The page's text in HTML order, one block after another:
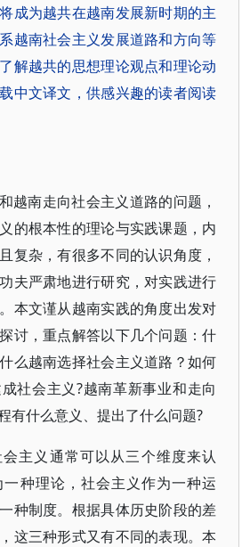
成为越共在越南发展新时期的主
越南社会主义发展道路和方向等
解越共的思想理论观点和理论动
中文译文，供感兴趣的读者阅读
越南走向社会主义道路的问题，
的根本性的理论与实践课题，内
复杂，有很多不同的认识角度，
夫严肃地进行研究，对实践进行
本文谨从越南实践的角度出发对
讨，重点解答以下几个问题：什
么越南选择社会主义道路？如何
社会主义?越南革新事业和走向
有什么意义、提出了什么问题?
主义通常可以从三个维度来认
种理论，社会主义作为一种运
种制度。根据具体历史阶段的差
这三种形式又有不同的表现。本